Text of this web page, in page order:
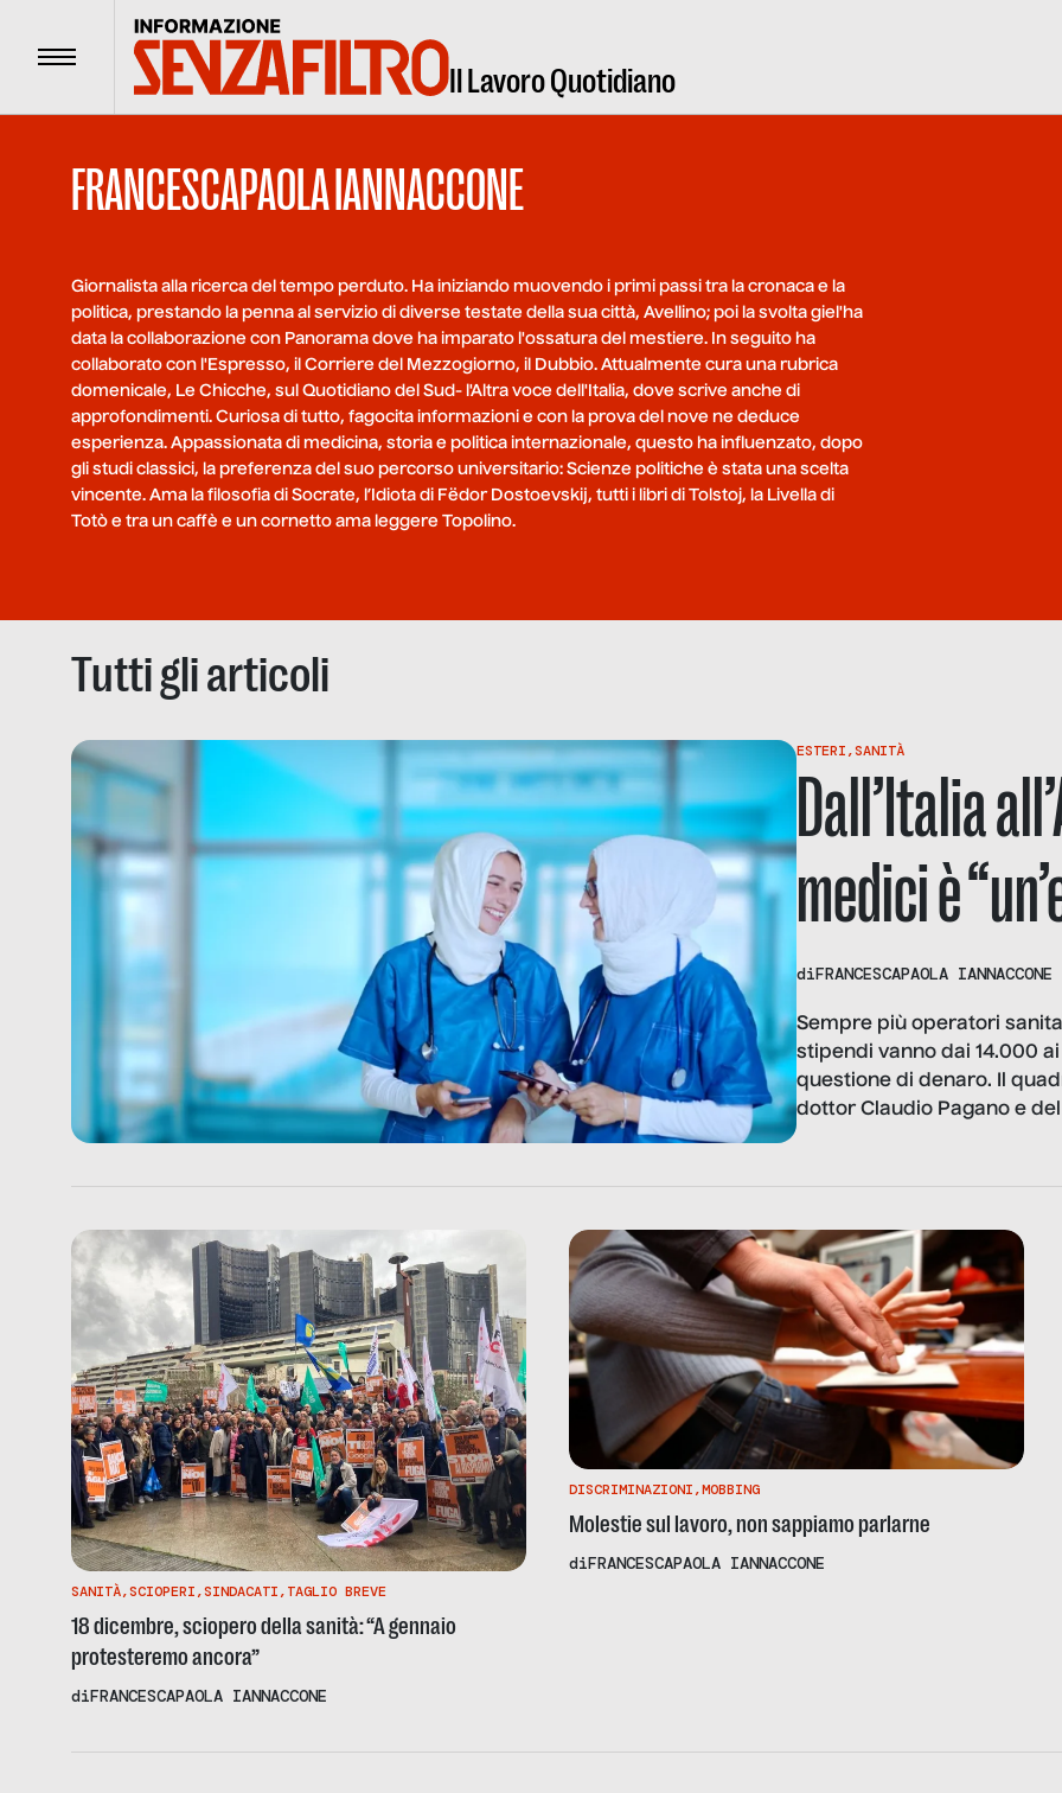
Menu Il Lavoro Quotidiano
FRANCESCAPAOLA IANNACCONE
Giornalista alla ricerca del tempo perduto. Ha iniziando muovendo i primi passi tra la cronaca e la
politica, prestando la penna al servizio di diverse testate della sua città, Avellino; poi la svolta giel'ha
data la collaborazione con Panorama dove ha imparato l'ossatura del mestiere. In seguito ha
collaborato con l'Espresso, il Corriere del Mezzogiorno, il Dubbio. Attualmente cura una rubrica
domenicale, Le Chicche, sul Quotidiano del Sud- l'Altra voce dell'Italia, dove scrive anche di
approfondimenti. Curiosa di tutto, fagocita informazioni e con la prova del nove ne deduce
esperienza. Appassionata di medicina, storia e politica internazionale, questo ha influenzato, dopo
gli studi classici, la preferenza del suo percorso universitario: Scienze politiche è stata una scelta
vincente. Ama la filosofia di Socrate, l’Idiota di Fëdor Dostoevskij, tutti i libri di Tolstoj, la Livella di
Totò e tra un caffè e un cornetto ama leggere Topolino.
Tutti gli articoli
ESTERI,SANITÀ
Dall’Italia
medici è
diFRANCESCAPAOLA IANNACCONE
Sempre più operatori
stipendi vanno dai 14.000
questione di denaro. Il
dottor Claudio Pagano e
SANITÀ,SCIOPERI,SINDACATI,TAGLIO BREVE
18 dicembre, sciopero della sanità: “A gennaio
protesteremo ancora”
diFRANCESCAPAOLA IANNACCONE
DISCRIMINAZIONI,MOBBING
Molestie sul lavoro, non sappiamo parlarne
diFRANCESCAPAOLA IANNACCONE